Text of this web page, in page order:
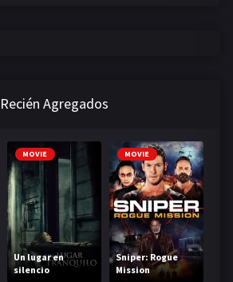
Recién Agregados
MOVIE
Un lugar en
silencio
MOVIE
Sniper: Rogue
Mission